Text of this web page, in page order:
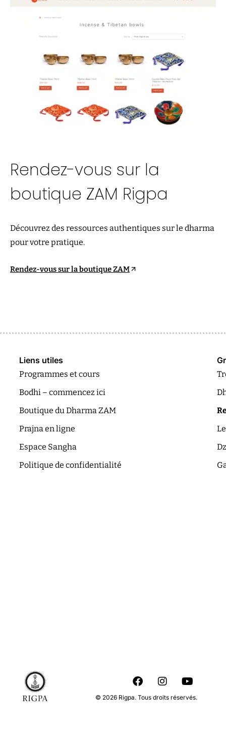
Rendez-vous sur la
boutique ZAM Rigpa
Découvrez des ressources authentiques sur le dharma
pour votre pratique.
Rendez-vous sur la boutique ZAM
Liens utiles
Programmes et cours
Bodhi – commencez ici
Boutique du Dharma ZAM
Prajna en ligne
Espace Sangha
Politique de confidentialité
© 2026 Rigpa. Tous droits réservés.